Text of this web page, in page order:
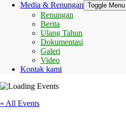
Media & Renungan Toggle Menu
Renungan
Berita
Ulang Tahun
Dokumentasi
Galeri
Video
Kontak kami
« All Events